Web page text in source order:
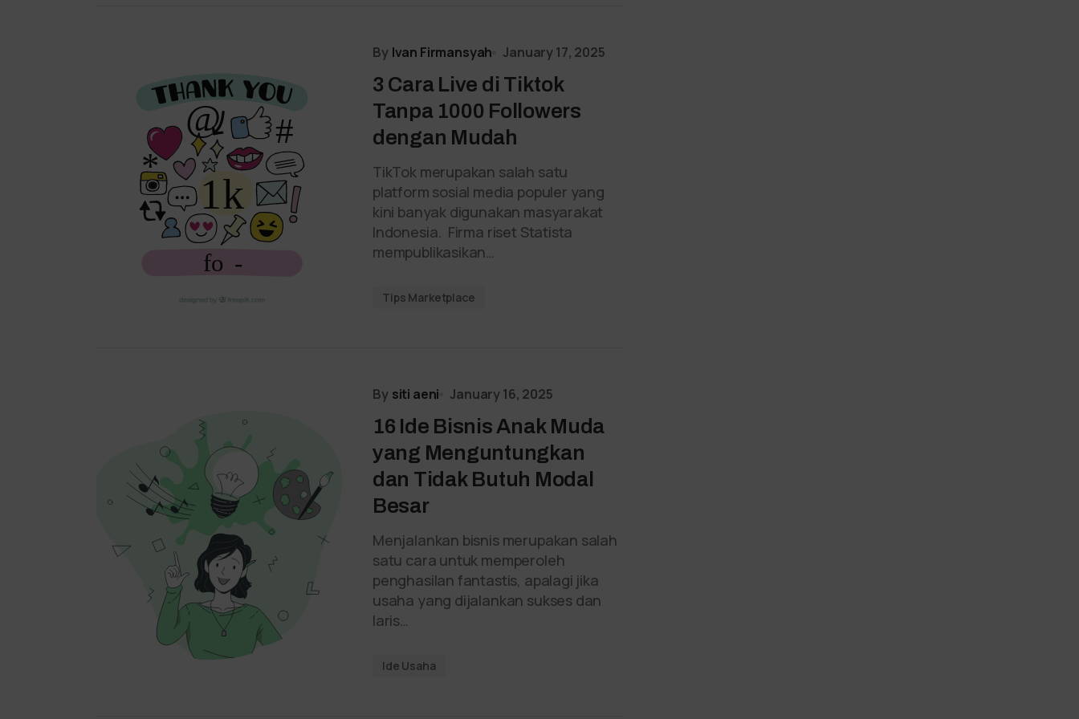
By Ivan Firmansyah January 17, 2025
3 Cara Live di Tiktok
Tanpa 1000 Followers
dengan Mudah
TikTok merupakan salah satu
platform sosial media populer yang
kini banyak digunakan masyarakat
Indonesia. Firma riset Statista
mempublikasikan…
Tips Marketplace
By siti aeni January 16, 2025
16 Ide Bisnis Anak Muda
yang Menguntungkan
dan Tidak Butuh Modal
Besar
Menjalankan bisnis merupakan salah
satu cara untuk memperoleh
penghasilan fantastis, apalagi jika
usaha yang dijalankan sukses dan
laris…
Ide Usaha